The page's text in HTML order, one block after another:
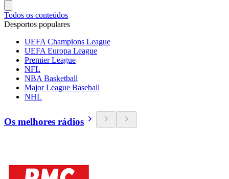
Todos os conteúdos
Desportos populares
UEFA Champions League
UEFA Europa League
Premier League
NFL
NBA Basketball
Major League Baseball
NHL
Os melhores rádios